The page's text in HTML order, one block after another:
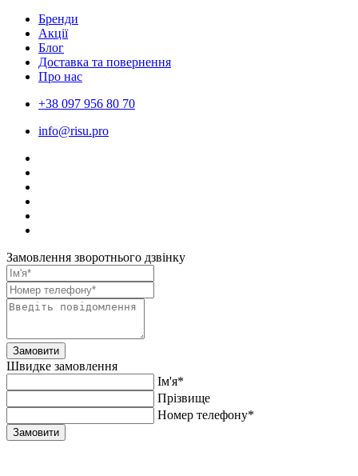
Бренди
Акції
Блог
Доставка та повернення
Про нас
+38 097 956 80 70
info@risu.pro
Замовлення зворотнього дзвінку
Замовити
Швидке замовлення
Ім'я*
Прiзвище
Номер телефону*